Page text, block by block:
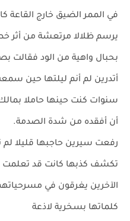
في الممر الضيق خارج القاعة
يرسم ظلالا مرتعشة من أثر
بحبال واهية من الود
أتدرين لم أنم ليلتها حين
سنوات كنت حينها حاملا
أن أفقده من شدة الصدمة.
رفعت سيرين حاجبها قليلا
تكشف كذبها كانت قد تعلمت
الآخرين يغرقون في
كلماتها بسخرية لاذعة